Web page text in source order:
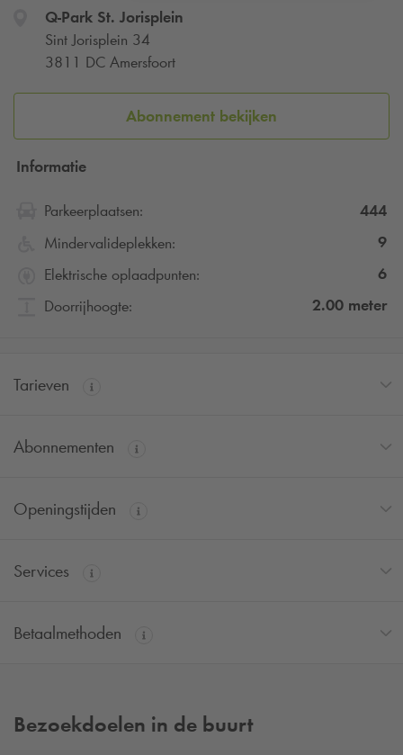
Q-ParkSt. Jorisplein
Sint Jorisplein 34
3811 DC Amersfoort
Abonnement bekijken
Informatie
Parkeerplaatsen:
444
Mindervalideplekken:
9
Elektrische oplaadpunten:
6
Doorrijhoogte:
2.00 meter
Tarieven
Abonnementen
Openingstijden
Services
Betaalmethoden
Bezoekdoelen in de buurt